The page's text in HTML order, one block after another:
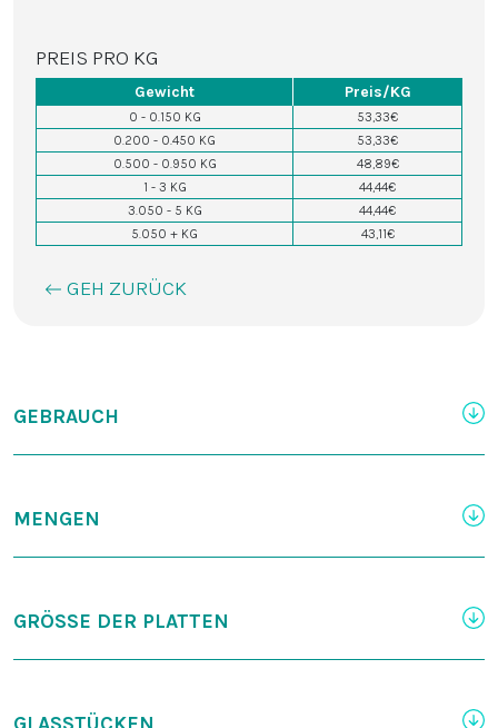
PREIS PRO KG
Gewicht Preis/KG
0 - 0.150 KG
53,33€
0.200 - 0.450 KG
53,33€
0.500 - 0.950 KG
48,89€
1 - 3 KG
44,44€
3.050 - 5 KG
44,44€
5.050 + KG
43,11€
GEH ZURÜCK
GEBRAUCH
MENGEN
GRÖSSE DER PLATTEN